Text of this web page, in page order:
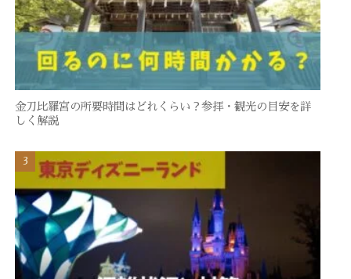
金刀比羅宮の所要時間はどれくらい？参拝・観光の目安を詳
しく解説